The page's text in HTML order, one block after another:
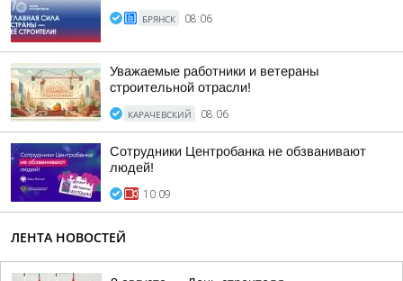
БРЯНСК 08:06
Уважаемые работники и ветераны
строительной отрасли!
КАРАЧЕВСКИЙ 08:06
Сотрудники Центробанка не обзванивают
людей!
10:09
ЛЕНТА НОВОСТЕЙ